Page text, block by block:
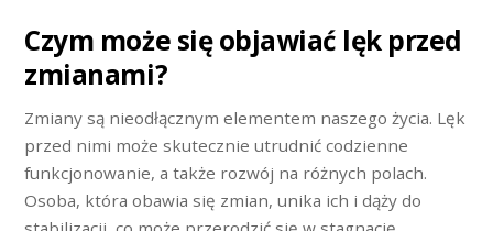
Czym może się objawiać lęk przed
zmianami?
Zmiany są nieodłącznym elementem naszego życia. Lęk
przed nimi może skutecznie utrudnić codzienne
funkcjonowanie, a także rozwój na różnych polach.
Osoba, która obawia się zmian, unika ich i dąży do